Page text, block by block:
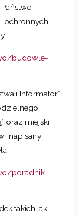
ochronnych
budowle-
i Informator”
” oraz miejski
napisany
poradnik-
takich jak: